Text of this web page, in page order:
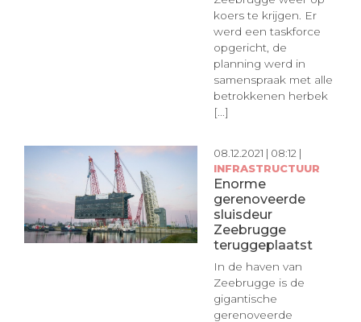
koers te krijgen. Er
werd een taskforce
opgericht, de
planning werd in
samenspraak met alle
betrokkenen herbek
[...]
08.12.2021 | 08:12 |
INFRASTRUCTUUR
Enorme
gerenoveerde
sluisdeur
Zeebrugge
teruggeplaatst
In de haven van
Zeebrugge is de
gigantische
gerenoveerde